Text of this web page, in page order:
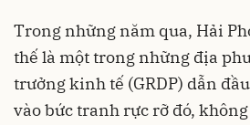
Trong những năm qua, Hải
thế là một trong những địa
trưởng kinh tế (GRDP) dẫn
vào bức tranh rực rỡ đó,